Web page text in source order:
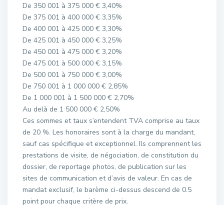
De 350 001 à 375 000 € 3,40%
De 375 001 à 400 000 € 3,35%
De 400 001 à 425 000 € 3,30%
De 425 001 à 450 000 € 3,25%
De 450 001 à 475 000 € 3,20%
De 475 001 à 500 000 € 3,15%
De 500 001 à 750 000 € 3,00%
De 750 001 à 1 000 000 € 2,85%
De 1 000 001 à 1 500 000 € 2,70%
Au delà de 1 500 000 € 2,50%
Ces sommes et taux s’entendent TVA comprise au taux
de 20 %. Les honoraires sont à la charge du mandant,
sauf cas spécifique et exceptionnel. Ils comprennent les
prestations de visite, de négociation, de constitution du
dossier, de reportage photos, de publication sur les
sites de communication et d’avis de valeur. En cas de
mandat exclusif, le barème ci-dessus descend de 0.5
point pour chaque critère de prix.